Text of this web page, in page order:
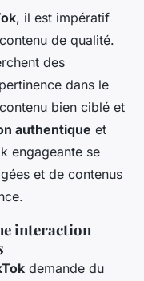
, il est impératif
de qualité.
des
dans le
bien ciblé et
authentique et
engageante se
et de contenus
interaction
demande du